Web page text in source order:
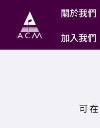
content
關於我們
加入我們
可